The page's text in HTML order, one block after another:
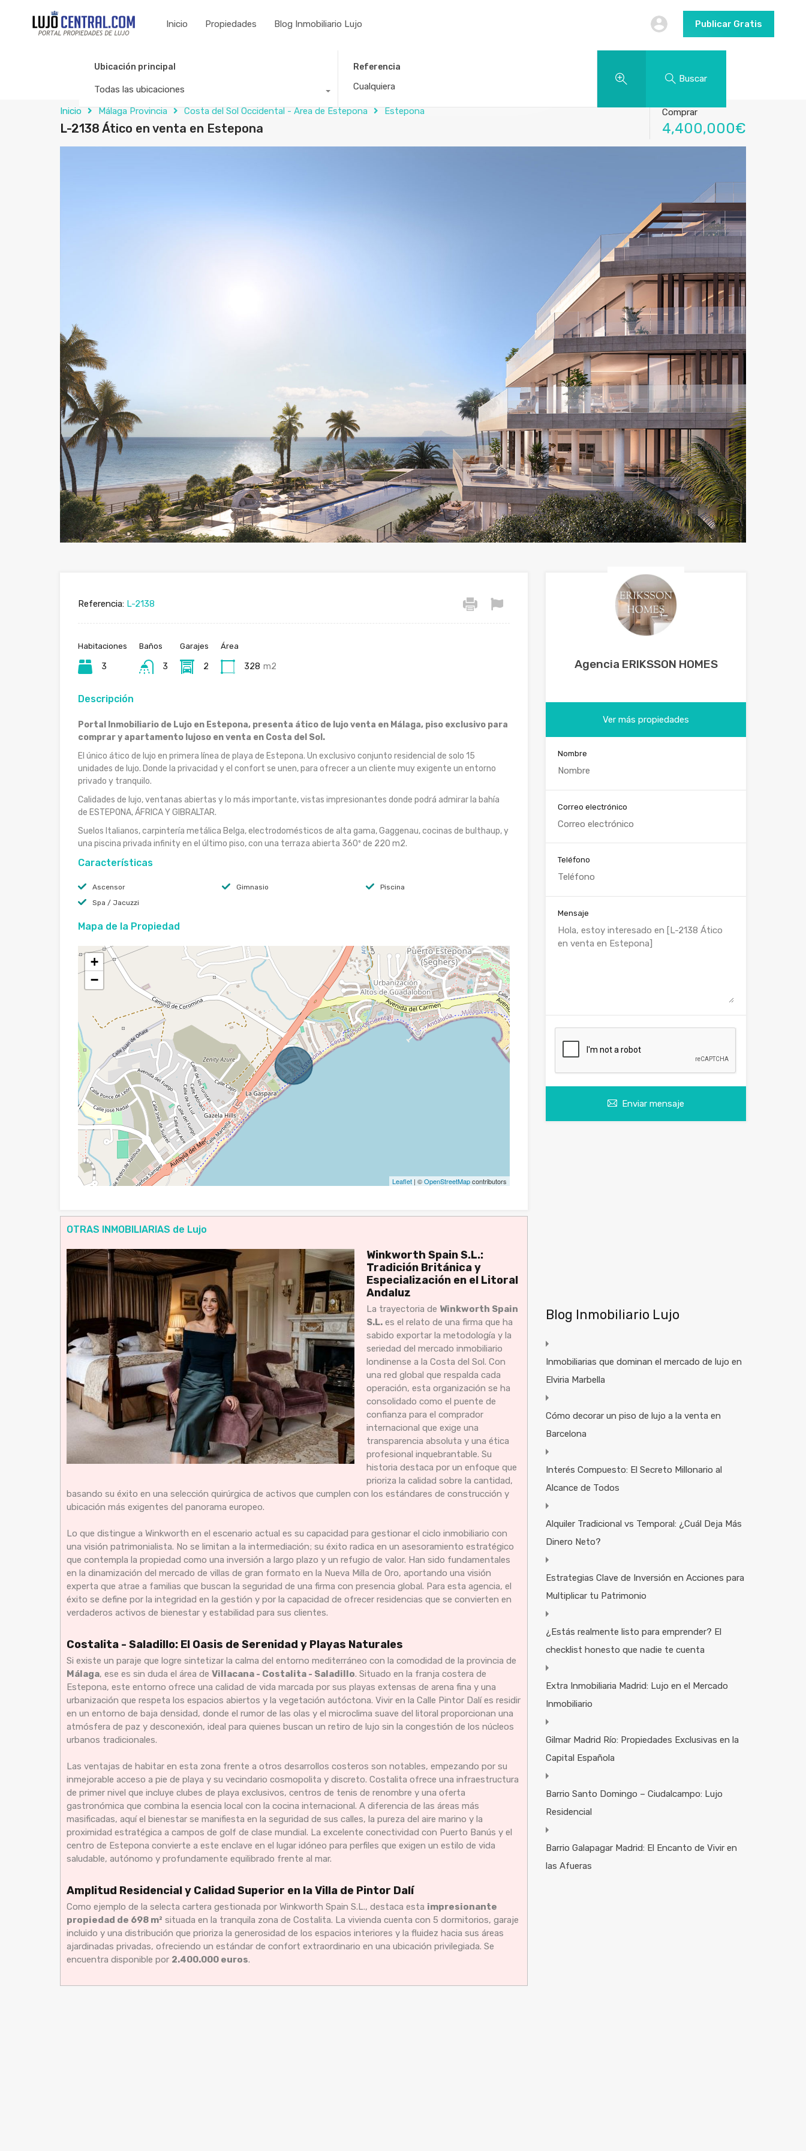
Inicio Propiedades Blog Inmobiliario Lujo Publicar Gratis
Ubicación principal
Todas las ubicaciones
Referencia
Buscar
Inicio Málaga Provincia Costa del Sol Occidental - Área de Estepona Estepona
L-2138 Ático en venta en Estepona
Comprar
4,400,000€
Referencia: L-2138
Habitaciones
3
Baños
3
Garajes
2
Área
328 m2
Descripción
Portal Inmobiliario de Lujo en Estepona, presenta ático de lujo venta en Málaga, piso exclusivo para
comprar y apartamento lujoso en venta en Costa del Sol.
El único ático de lujo en primera línea de playa de Estepona. Un exclusivo conjunto residencial de solo 15
unidades de lujo. Donde la privacidad y el confort se unen, para ofrecer a un cliente muy exigente un entorno
privado y tranquilo.
Calidades de lujo, ventanas abiertas y lo más importante, vistas impresionantes donde podrá admirar la bahía
de ESTEPONA, ÁFRICA Y GIBRALTAR.
Suelos Italianos, carpintería metálica Belga, electrodomésticos de alta gama, Gaggenau, cocinas de bulthaup, y
una piscina privada infinity en el último piso, con una terraza abierta 360º de 220 m2.
Características
Ascensor Gimnasio
Piscina
Spa / Jacuzzi
Mapa de la Propiedad
+
−
Leaflet | ©OpenStreetMapcontributors
OTRAS INMOBILIARIAS de Lujo
Winkworth Spain S.L.:
Tradición Británica y
Especialización en el Litoral
Andaluz
La trayectoria de Winkworth Spain
S.L. es el relato de una firma que ha
sabido exportar la metodología y la
seriedad del mercado inmobiliario
londinense a la Costa del Sol. Con
una red global que respalda cada
operación, esta organización se ha
consolidado como el puente de
confianza para el comprador
internacional que exige una
transparencia absoluta y una ética
profesional inquebrantable. Su
historia destaca por un enfoque que
prioriza la calidad sobre la cantidad,
basando su éxito en una selección quirúrgica de activos que cumplen con los estándares de construcción y
ubicación más exigentes del panorama europeo.
Lo que distingue a Winkworth en el escenario actual es su capacidad para gestionar el ciclo inmobiliario con
una visión patrimonialista. No se limitan a la intermediación; su éxito radica en un asesoramiento estratégico
que contempla la propiedad como una inversión a largo plazo y un refugio de valor. Han sido fundamentales
en la dinamización del mercado de villas de gran formato en la Nueva Milla de Oro, aportando una visión
experta que atrae a familias que buscan la seguridad de una firma con presencia global. Para esta agencia, el
éxito se define por la integridad en la gestión y por la capacidad de ofrecer residencias que se convierten en
verdaderos activos de bienestar y estabilidad para sus clientes.
Costalita - Saladillo: El Oasis de Serenidad y Playas Naturales
Si existe un paraje que logre sintetizar la calma del entorno mediterráneo con la comodidad de la provincia de
Málaga, ese es sin duda el área de Villacana - Costalita - Saladillo. Situado en la franja costera de
Estepona, este entorno ofrece una calidad de vida marcada por sus playas extensas de arena fina y una
urbanización que respeta los espacios abiertos y la vegetación autóctona. Vivir en la Calle Pintor Dalí es residir
en un entorno de baja densidad, donde el rumor de las olas y el microclima suave del litoral proporcionan una
atmósfera de paz y desconexión, ideal para quienes buscan un retiro de lujo sin la congestión de los núcleos
urbanos tradicionales.
Las ventajas de habitar en esta zona frente a otros desarrollos costeros son notables, empezando por su
inmejorable acceso a pie de playa y su vecindario cosmopolita y discreto. Costalita ofrece una infraestructura
de primer nivel que incluye clubes de playa exclusivos, centros de tenis de renombre y una oferta
gastronómica que combina la esencia local con la cocina internacional. A diferencia de las áreas más
masificadas, aquí el bienestar se manifiesta en la seguridad de sus calles, la pureza del aire marino y la
proximidad estratégica a campos de golf de clase mundial. La excelente conectividad con Puerto Banús y el
centro de Estepona convierte a este enclave en el lugar idóneo para perfiles que exigen un estilo de vida
saludable, autónomo y profundamente equilibrado frente al mar.
Amplitud Residencial y Calidad Superior en la Villa de Pintor Dalí
Como ejemplo de la selecta cartera gestionada por Winkworth Spain S.L., destaca esta impresionante
propiedad de 698 m² situada en la tranquila zona de Costalita. La vivienda cuenta con 5 dormitorios, garaje
incluido y una distribución que prioriza la generosidad de los espacios interiores y la fluidez hacia sus áreas
ajardinadas privadas, ofreciendo un estándar de confort extraordinario en una ubicación privilegiada. Se
encuentra disponible por 2.400.000 euros.
Agencia ERIKSSON HOMES
Ver más propiedades
Nombre
Correo electrónico
Teléfono
Mensaje
Enviar mensaje
Blog Inmobiliario Lujo
Inmobiliarias que dominan el mercado de lujo en
Elviria Marbella
Cómo decorar un piso de lujo a la venta en
Barcelona
Interés Compuesto: El Secreto Millonario al
Alcance de Todos
Alquiler Tradicional vs Temporal: ¿Cuál Deja Más
Dinero Neto?
Estrategias Clave de Inversión en Acciones para
Multiplicar tu Patrimonio
¿Estás realmente listo para emprender? El
checklist honesto que nadie te cuenta
Extra Inmobiliaria Madrid: Lujo en el Mercado
Inmobiliario
Gilmar Madrid Río: Propiedades Exclusivas en la
Capital Española
Barrio Santo Domingo – Ciudalcampo: Lujo
Residencial
Barrio Galapagar Madrid: El Encanto de Vivir en
las Afueras